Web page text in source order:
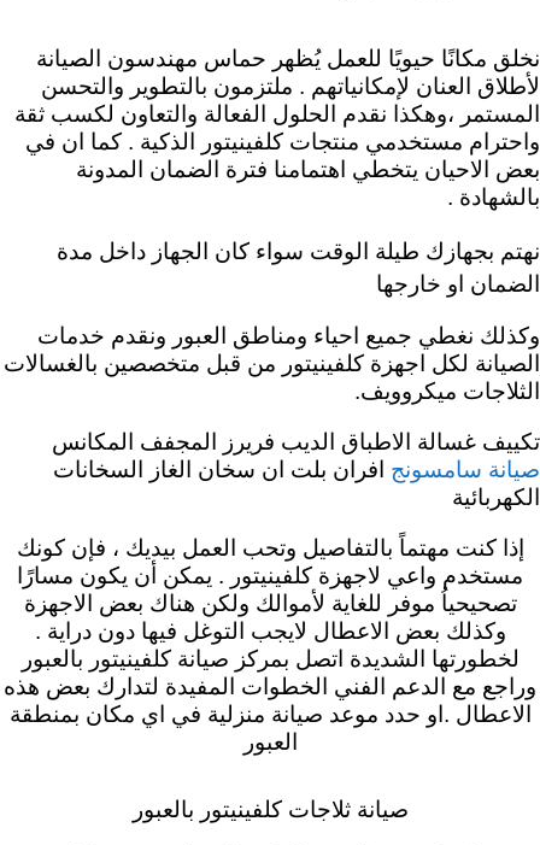
نخلق مكانًا حيويًا للعمل يُظهر حماس مهندسون الصيانة
لأطلاق العنان لإمكانياتهم . ملتزمون بالتطوير والتحسن
المستمر ،وهكذا نقدم الحلول الفعالة والتعاون لكسب ثقة
واحترام مستخدمي منتجات كلفينيتور الذكية . كما ان في
بعض الاحيان يتخطي اهتمامنا فترة الضمان المدونة
بالشهادة .
نهتم بجهازك طيلة الوقت سواء كان الجهاز داخل مدة
الضمان او خارجها
وكذلك نغطي جميع احياء ومناطق العبور ونقدم خدمات
الصيانة لكل اجهزة كلفينيتور من قبل متخصصين بالغسالات
الثلاجات ميكروويف.
تكييف غسالة الاطباق الديب فريرز المجفف المكانس
صيانة سامسونج
افران بلت ان سخان الغاز السخانات
الكهربائية
إذا كنت مهتماً بالتفاصيل وتحب العمل بيديك ، فإن كونك
مستخدم واعي لاجهزة كلفينيتور . يمكن أن يكون مسارًا
تصحيحياُ موفر للغاية لأموالك ولكن هناك بعض الاجهزة
وكذلك بعض الاعطال لايجب التوغل فيها دون دراية .
لخطورتها الشديدة اتصل بمركز صيانة كلفينيتور بالعبور
وراجع مع الدعم الفني الخطوات المفيدة لتدارك بعض هذه
الاعطال .او حدد موعد صيانة منزلية في اي مكان بمنطقة
العبور
صيانة ثلاجات كلفينيتور بالعبور